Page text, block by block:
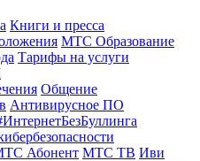
Книги и пресса
МТС Образование
Тарифы на услуги
Общение
Антивирусное ПО
Абонент МТС ТВ Иви